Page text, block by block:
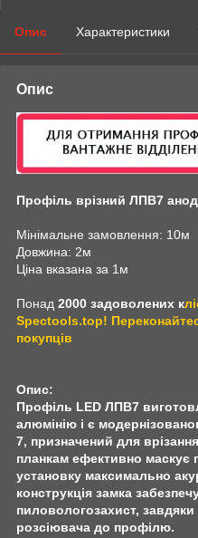
Опис Характеристики
Опис
Профіль врізний ЛПВ7
Мінімальне замовлення: 10м
Довжина: 2м
Ціна вказана за 1м
Понад 2000 задоволених к
Spectools.top!
покупців
Опис:
Профіль LED ЛПВ7
алюмінію і є
7, призначений для
планкам ефективно маскує
установку максимально
конструкція замка
пиловологозахист,
розсіювача до профілю.